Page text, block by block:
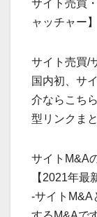
サイト売買
ャッチャー】
サイト売買/
国内初、サ
介ならこち
型リンクま
サイトM&A
【2021年最
-サイトM&A